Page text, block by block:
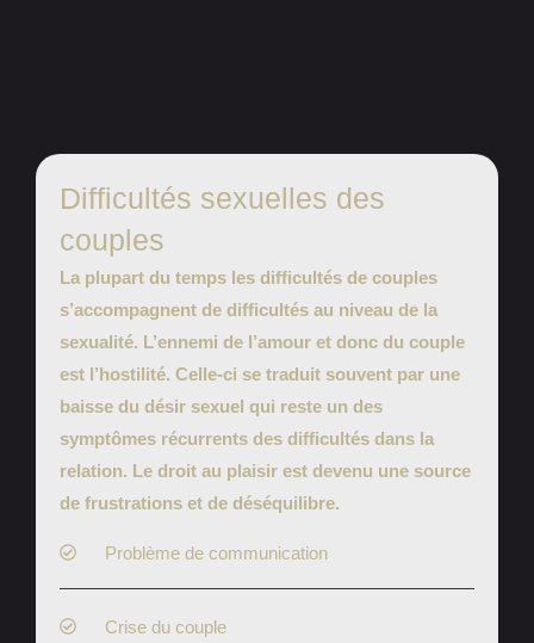
Difficultés sexuelles des
couples
La plupart du temps les difficultés de couples
s’accompagnent de difficultés au niveau de la
sexualité. L’ennemi de l’amour et donc du couple
est l’hostilité. Celle-ci se traduit souvent par une
baisse du désir sexuel qui reste un des
symptômes récurrents des difficultés dans la
relation. Le droit au plaisir est devenu une source
de frustrations et de déséquilibre.
Problème de communication
Crise du couple